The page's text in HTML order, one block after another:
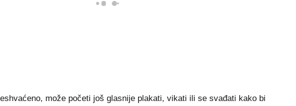
može početi još glasnije plakati, vikati ili se svađati kako bi